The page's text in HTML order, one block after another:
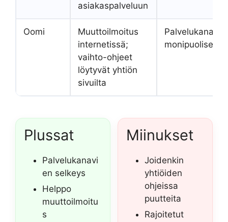
asiakaspalveluun
Oomi
Muuttoilmoitus
internetissä;
vaihto-ohjeet
löytyvät yhtiön
sivuilta
Palvelukanavat
monipuoliset
Plussat
Palvelukanavi
en selkeys
Helppo
muuttoilmoitu
s
Miinukset
Joidenkin
yhtiöiden
ohjeissa
puutteita
Rajoitetut